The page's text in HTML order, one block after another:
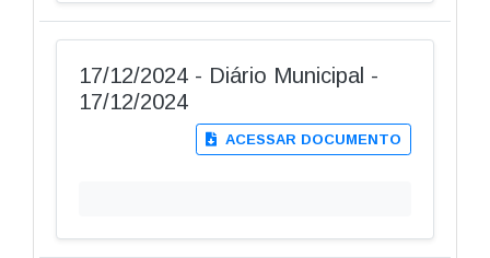
17/12/2024 - Diário Municipal -
17/12/2024
ACESSAR DOCUMENTO